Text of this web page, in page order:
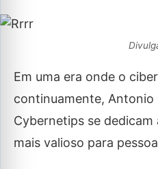
Em uma era onde o
continuamente, Antonio
Cybernetips se
mais valioso para